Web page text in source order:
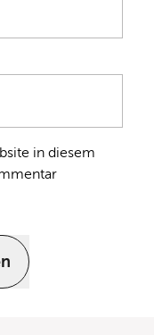
in diesem